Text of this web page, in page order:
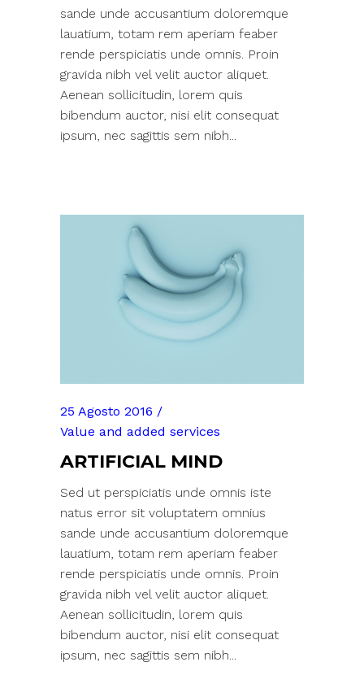
sande unde accusantium doloremque
lauatium, totam rem aperiam feaber
rende perspiciatis unde omnis. Proin
gravida nibh vel velit auctor aliquet.
Aenean sollicitudin, lorem quis
bibendum auctor, nisi elit consequat
ipsum, nec sagittis sem nibh...
25 Agosto 2016
Value and added services
ARTIFICIAL MIND
Sed ut perspiciatis unde omnis iste
natus error sit voluptatem omnius
sande unde accusantium doloremque
lauatium, totam rem aperiam feaber
rende perspiciatis unde omnis. Proin
gravida nibh vel velit auctor aliquet.
Aenean sollicitudin, lorem quis
bibendum auctor, nisi elit consequat
ipsum, nec sagittis sem nibh...